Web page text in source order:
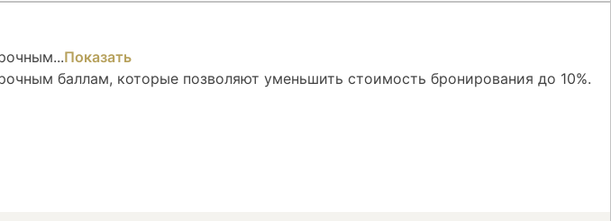
Показать
баллам, которые позволяют уменьшить стоимость бронирования до 10%.